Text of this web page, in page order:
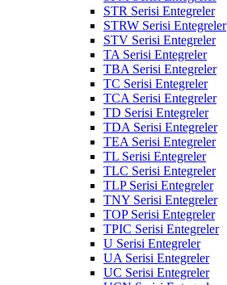
STR Serisi Entegreler
STRW Serisi Entegreler
STV Serisi Entegreler
TA Serisi Entegreler
TBA Serisi Entegreler
TC Serisi Entegreler
TCA Serisi Entegreler
TD Serisi Entegreler
TDA Serisi Entegreler
TEA Serisi Entegreler
TL Serisi Entegreler
TLC Serisi Entegreler
TLP Serisi Entegreler
TNY Serisi Entegreler
TOP Serisi Entegreler
TPIC Serisi Entegreler
U Serisi Entegreler
UA Serisi Entegreler
UC Serisi Entegreler